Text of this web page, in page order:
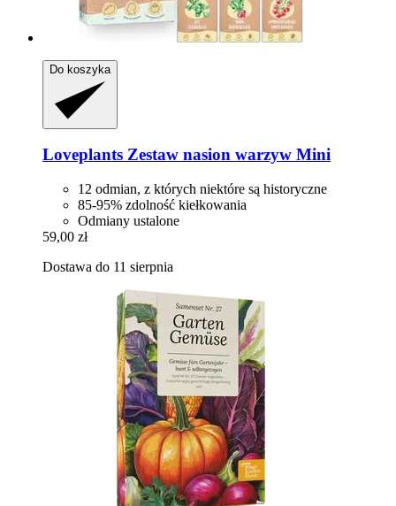
Do koszyka
Loveplants Zestaw nasion warzyw Mini
12 odmian, z których niektóre są historyczne
85-95% zdolność kiełkowania
Odmiany ustalone
59,00 zł
Dostawa do 11 sierpnia